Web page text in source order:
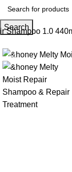
Search
Shampoo 1.0
-17%